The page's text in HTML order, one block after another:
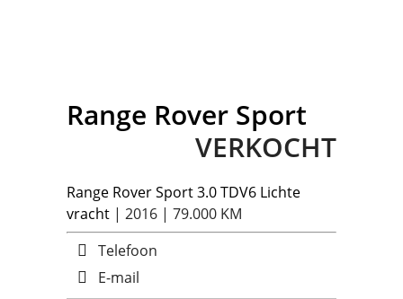
Range Rover Sport
VERKOCHT
Range Rover Sport3.0 TDV6 Lichte
vracht | 2016 | 79.000 KM
Telefoon
E-mail